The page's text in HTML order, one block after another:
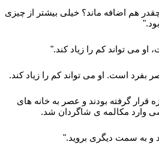
هم اضافه ماند؟ خیلی بیشتر از چیزی
می تواند کم را زیاد کند."
بفرد است. او می تواند کم را زیاد کند.
قرار گرفته بودند و عصر به خانه های
وارد مکالمه ی شاگردان شد.
به سمت دیگری بروید."